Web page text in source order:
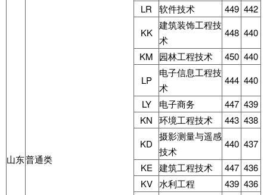
山东普通类
LR
软件技术 449 442
KK
建筑装饰工程技
术
448 440
KM 园林工程技术 450 440
LP
电子信息工程技
术
444 440
LY
电子商务 447 439
KN 环境工程技术 443 438
KD
摄影测量与遥感
技术
440 437
KE 建筑工程技术 447 436
KV 水利工程 439 436